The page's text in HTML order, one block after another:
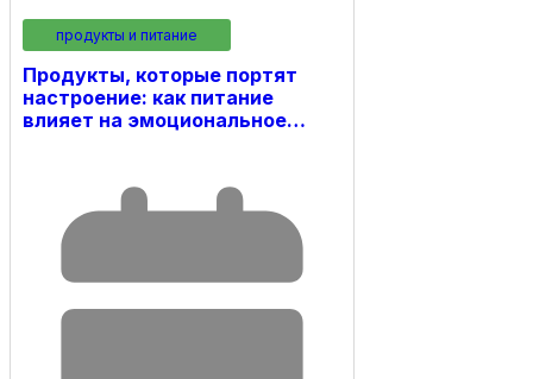
продукты и питание
Продукты, которые портят
настроение: как питание
влияет на эмоциональное…